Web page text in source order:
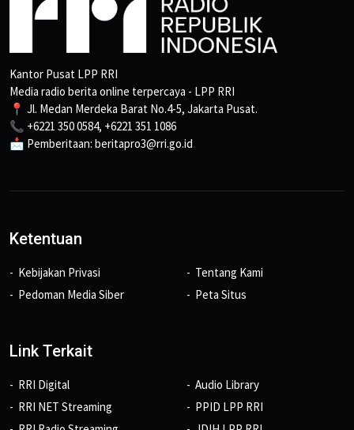
Kantor Pusat LPP RRI
Media radio berita online terpercaya - LPP RRI
📍 Jl. Medan Merdeka Barat No.4-5, Jakarta Pusat.
📞 +6221 350 0584, +6221 351 1086
📩 Pemberitaan: beritapro3@rri.go.id
Ketentuan
Kebijakan Privasi
Pedoman Media Siber
Tentang Kami
Peta Situs
Link Terkait
RRI Digital
RRI NET Streaming
Audio Library
PPID LPP RRI